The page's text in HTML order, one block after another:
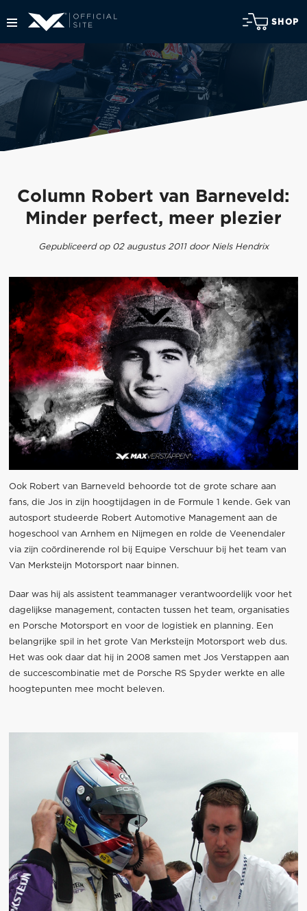
SHOP
Column Robert van Barneveld:
Minder perfect, meer plezier
Gepubliceerd op 02 augustus 2011 door Niels Hendrix
Ook Robert van Barneveld behoorde tot de grote schare aan
fans, die Jos in zijn hoogtijdagen in de Formule 1 kende. Gek van
autosport studeerde Robert Automotive Management aan de
hogeschool van Arnhem en Nijmegen en rolde de Veenendaler
via zijn coördinerende rol bij Equipe Verschuur bij het team van
Van Merksteijn Motorsport naar binnen.
Daar was hij als assistent teammanager verantwoordelijk voor het
dagelijkse management, contacten tussen het team, organisaties
en Porsche Motorsport en voor de logistiek en planning. Een
belangrijke spil in het grote Van Merksteijn Motorsport web dus.
Het was ook daar dat hij in 2008 samen met Jos Verstappen aan
de succescombinatie met de Porsche RS Spyder werkte en alle
hoogtepunten mee mocht beleven.